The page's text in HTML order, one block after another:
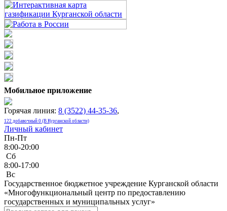
Мобильное приложение
Горячая линия: 8 (3522) 44-35-36,
122 добавочный 0 (В Курганской области)
Личный кабинет
Пн-Пт
8:00-20:00
Сб
8:00-17:00
Bc
Государственное бюджетное учреждение Курганской области
«Многофункциональный центр по предоставлению
государственных и муниципальных услуг»